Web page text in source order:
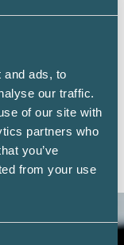
and ads, to
our traffic.
of our site with
partners who
you’ve
from your use
Vi
skärpta
identifiera